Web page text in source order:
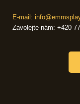
E-mail:
Zavolejte nám: +420